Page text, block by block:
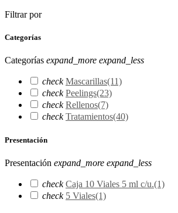
Filtrar por
Categorías
Categorías expand_more expand_less
check Mascarillas(11)
check Peelings(23)
check Rellenos(7)
check Tratamientos(40)
Presentación
Presentación expand_more expand_less
check Caja 10 Viales 5 ml c/u.(1)
check 5 Viales(1)